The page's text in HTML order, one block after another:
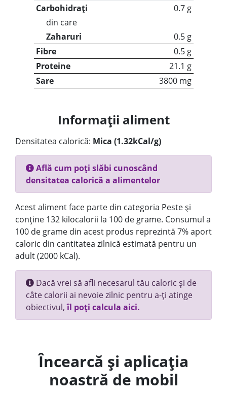
Carbohidrați
0.7 g
din care
Zaharuri
0.5 g
Fibre
0.5 g
Proteine
21.1 g
Sare
3800 mg
Informații aliment
Densitatea calorică: Mica (1.32kCal/g)
Află cum poți slăbi cunoscând
densitatea calorică a alimentelor
Acest aliment face parte din categoria Peste și
conține 132 kilocalorii la 100 de grame. Consumul a
100 de grame din acest produs reprezintă 7% aport
caloric din cantitatea zilnică estimată pentru un
adult (2000 kCal).
Dacă vrei să afli necesarul tău caloric și de
câte calorii ai nevoie zilnic pentru a-ți atinge
obiectivul,îl poți calcula aici.
Încearcă și aplicația
noastră de mobil